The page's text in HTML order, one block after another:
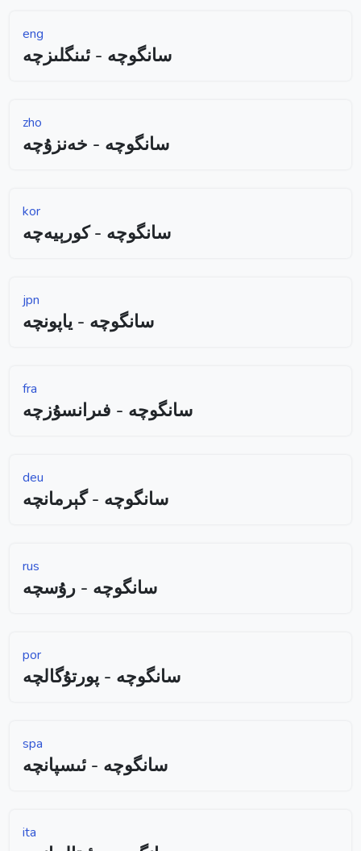
eng
سانگوچە - ئىنگلىزچە
zho
سانگوچە - خەنزۇچە
kor
سانگوچە - كورېيەچە
jpn
سانگوچە - ياپونچە
fra
سانگوچە - فىرانسۇزچە
deu
سانگوچە - گېرمانچە
rus
سانگوچە - رۇسچە
por
سانگوچە - پورتۇگالچە
spa
سانگوچە - ئىسپانچە
ita